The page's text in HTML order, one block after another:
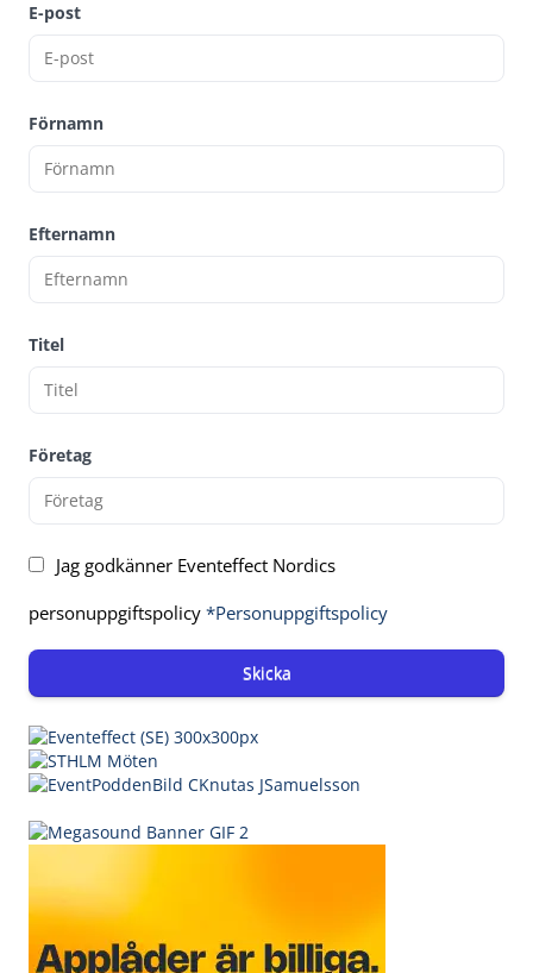
E-post
Förnamn
Efternamn
Titel
Företag
Jag godkänner Eventeffect Nordics
personuppgiftspolicy *Personuppgiftspolicy
Skicka